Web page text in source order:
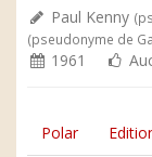
Paul Kenny
(pseudonyme de
1961
Polar